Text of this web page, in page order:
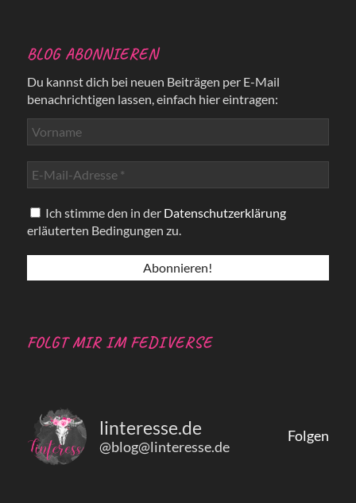
BLOG ABONNIEREN
Du kannst dich bei neuen Beiträgen per E-Mail
benachrichtigen lassen, einfach hier eintragen:
Ich stimme den in der Datenschutzerklärung
erläuterten Bedingungen zu.
FOLGT MIR IM FEDIVERSE
linteresse.de
@blog@linteresse.de
Folgen